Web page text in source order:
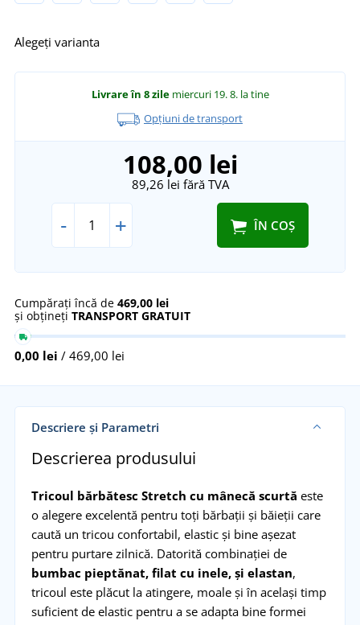
Alegeți varianta
Livrare în 8 zile miercuri 19. 8. la tine
Opțiuni de transport
108,00 lei
89,26 lei fără TVA
- + ÎN COȘ
Cumpărați încă de 469,00 lei
și obțineți TRANSPORT GRATUIT
0,00 lei / 469,00 lei
Descriere și Parametri
Descrierea produsului
Tricoul bărbătesc Stretch cu mânecă scurtă este
o alegere excelentă pentru toți bărbații și băieții care
caută un tricou confortabil, elastic și bine așezat
pentru purtare zilnică. Datorită combinației de
bumbac pieptănat, filat cu inele, și elastan,
tricoul este plăcut la atingere, moale și în același timp
suficient de elastic pentru a se adapta bine formei